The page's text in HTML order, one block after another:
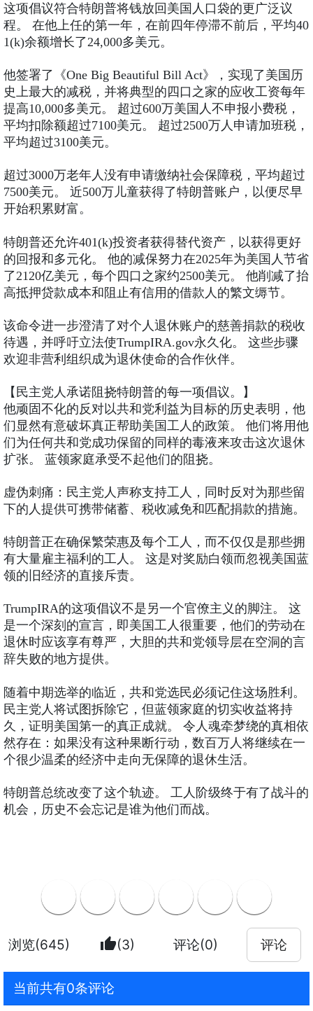
这项倡议符合特朗普将钱放回美国人口袋的更广泛议
程。 在他上任的第一年，在前四年停滞不前后，平均40
1(k)余额增长了24,000多美元。
他签署了《One Big Beautiful Bill Act》，实现了美国历
史上最大的减税，并将典型的四口之家的应收工资每年
提高10,000多美元。 超过600万美国人不申报小费税，
平均扣除额超过7100美元。 超过2500万人申请加班税，
平均超过3100美元。
超过3000万老年人没有申请缴纳社会保障税，平均超过
7500美元。 近500万儿童获得了特朗普账户，以便尽早
开始积累财富。
特朗普还允许401(k)投资者获得替代资产，以获得更好
的回报和多元化。 他的减保努力在2025年为美国人节省
了2120亿美元，每个四口之家约2500美元。 他削减了抬
高抵押贷款成本和阻止有信用的借款人的繁文缛节。
该命令进一步澄清了对个人退休账户的慈善捐款的税收
待遇，并呼吁立法使TrumpIRA.gov永久化。 这些步骤
欢迎非营利组织成为退休使命的合作伙伴。
【民主党人承诺阻挠特朗普的每一项倡议。】
他顽固不化的反对以共和党利益为目标的历史表明，他
们显然有意破坏真正帮助美国工人的政策。 他们将用他
们为任何共和党成功保留的同样的毒液来攻击这次退休
扩张。 蓝领家庭承受不起他们的阻挠。
虚伪刺痛：民主党人声称支持工人，同时反对为那些留
下的人提供可携带储蓄、税收减免和匹配捐款的措施。
特朗普正在确保繁荣惠及每个工人，而不仅仅是那些拥
有大量雇主福利的工人。 这是对奖励白领而忽视美国蓝
领的旧经济的直接斥责。
TrumpIRA的这项倡议不是另一个官僚主义的脚注。 这
是一个深刻的宣言，即美国工人很重要，他们的劳动在
退休时应该享有尊严，大胆的共和党领导层在空洞的言
辞失败的地方提供。
随着中期选举的临近，共和党选民必须记住这场胜利。
民主党人将试图拆除它，但蓝领家庭的切实收益将持
久，证明美国第一的真正成就。 令人魂牵梦绕的真相依
然存在：如果没有这种果断行动，数百万人将继续在一
个很少温柔的经济中走向无保障的退休生活。
特朗普总统改变了这个轨迹。 工人阶级终于有了战斗的
机会，历史不会忘记是谁为他们而战。
浏览(645) thumb_up(3) 评论(0) 评论
当前共有0条评论